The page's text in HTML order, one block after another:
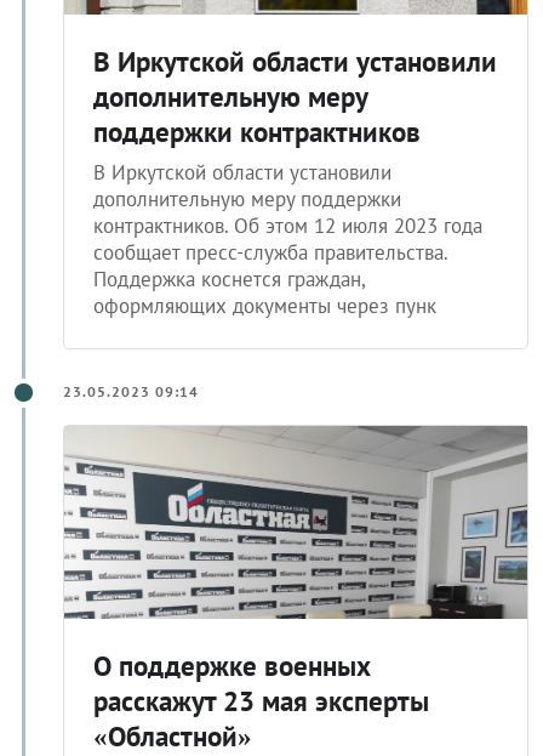
В Иркутской области установили
дополнительную меру
поддержки контрактников
В Иркутской области установили
дополнительную меру поддержки
контрактников. Об этом 12 июля 2023 года
сообщает пресс-служба правительства.
Поддержка коснется граждан,
оформляющих документы через пунк
23.05.2023 09:14
О поддержке военных
расскажут 23 мая эксперты
«Областной»